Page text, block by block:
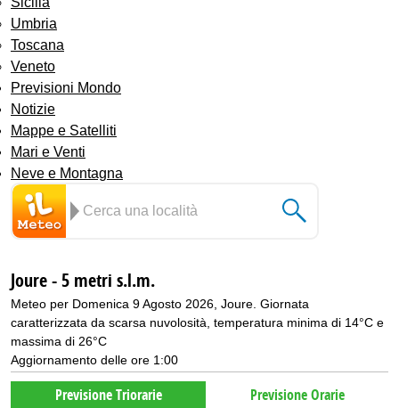
Umbria
Toscana
Veneto
Previsioni Mondo
Notizie
Mappe e Satelliti
Mari e Venti
Neve e Montagna
Joure - 5 metri s.l.m.
Meteo per Domenica 9 Agosto 2026, Joure. Giornata
caratterizzata da scarsa nuvolosità, temperatura minima di 14°C e
massima di 26°C
Aggiornamento delle ore 1:00
Previsione Triorarie
Previsione Orarie